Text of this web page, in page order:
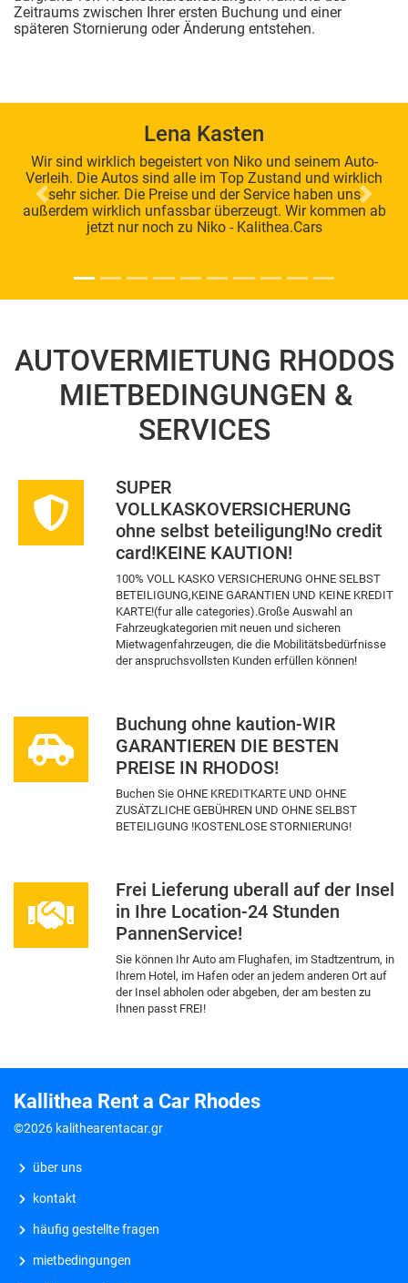
Zeitraums zwischen Ihrer ersten Buchung und einer
späteren Stornierung oder Änderung entstehen.
Lena Kasten
Wir sind wirklich begeistert von Niko und seinem Auto-
Verleih. Die Autos sind alle im Top Zustand und wirklich
sehr sicher. Die Preise und der Service haben uns
außerdem wirklich unfassbar überzeugt. Wir kommen ab
jetzt nur noch zu Niko - Kalithea.Cars
Previous Next
AUTOVERMIETUNG RHODOS
MIETBEDINGUNGEN &
SERVICES
SUPER
VOLLKASKOVERSICHERUNG
ohne selbst beteiligung!No credit
card!ΚEINE KAUTION!
100% VOLL KASKO VERSICHERUNG OHNE SELBST
BETEILIGUNG,KEINE GARANTIEN UND KEINE KREDIT
KARTE!(fur alle categories).Große Auswahl an
Fahrzeugkategorien mit neuen und sicheren
Mietwagenfahrzeugen, die die Mobilitätsbedürfnisse
der anspruchsvollsten Kunden erfüllen können!
Buchung ohne kaution-WIR
GARANTIEREN DIE BESTEN
PREISE IN RHODOS!
Buchen Sie OHNE KREDITKARTE UND OHNE
ZUSÄTZLICHE GEBÜHREN UND OHNE SELBST
BETEILIGUNG !KOSTENLOSE STORNIERUNG!
Frei Lieferung uberall auf der Insel
in Ihre Location-24 Stunden
PannenService!
Sie können Ihr Auto am Flughafen, im Stadtzentrum, in
Ihrem Hotel, im Hafen oder an jedem anderen Ort auf
der Insel abholen oder abgeben, der am besten zu
Ihnen passt FREI!
Kallithea Rent a Car Rhodes
©2026 kalithearentacar.gr
über uns
kontakt
häufig gestellte fragen
mietbedingungen